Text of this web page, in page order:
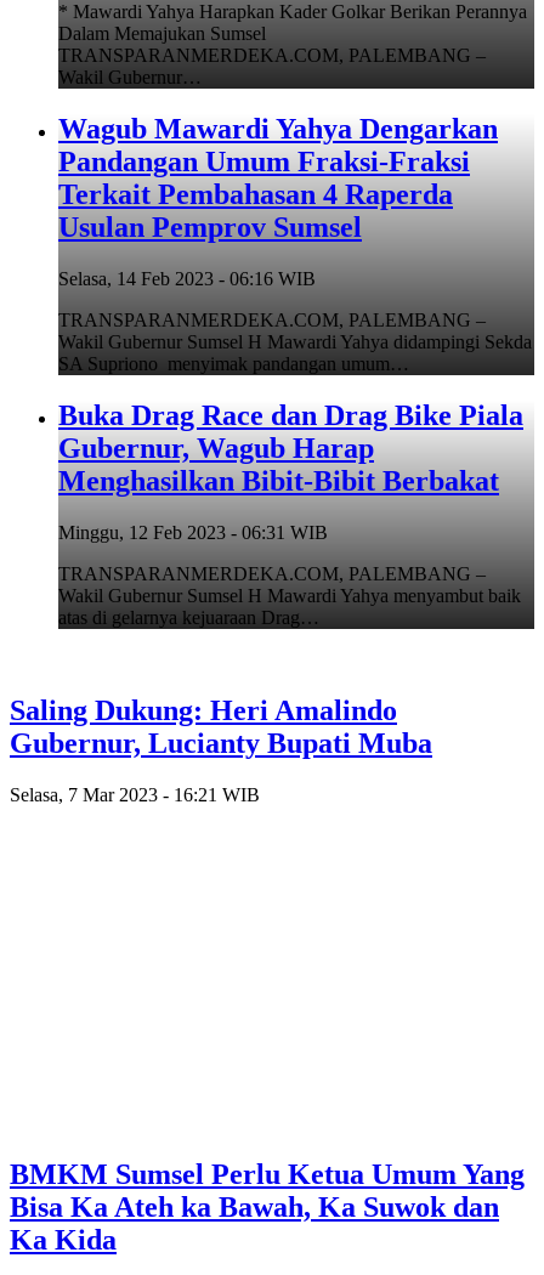
* Mawardi Yahya Harapkan Kader Golkar Berikan Perannya
Dalam Memajukan Sumsel
TRANSPARANMERDEKA.COM, PALEMBANG –
Wakil Gubernur…
Wagub Mawardi Yahya Dengarkan
Pandangan Umum Fraksi-Fraksi
Terkait Pembahasan 4 Raperda
Usulan Pemprov Sumsel
Selasa, 14 Feb 2023 - 06:16 WIB
TRANSPARANMERDEKA.COM, PALEMBANG –
Wakil Gubernur Sumsel H Mawardi Yahya didampingi Sekda
SA Supriono menyimak pandangan umum…
Buka Drag Race dan Drag Bike Piala
Gubernur, Wagub Harap
Menghasilkan Bibit-Bibit Berbakat
Minggu, 12 Feb 2023 - 06:31 WIB
TRANSPARANMERDEKA.COM, PALEMBANG –
Wakil Gubernur Sumsel H Mawardi Yahya menyambut baik
atas di gelarnya kejuaraan Drag…
Saling Dukung: Heri Amalindo
Gubernur, Lucianty Bupati Muba
Selasa, 7 Mar 2023 - 16:21 WIB
BMKM Sumsel Perlu Ketua Umum Yang
Bisa Ka Ateh ka Bawah, Ka Suwok dan
Ka Kida